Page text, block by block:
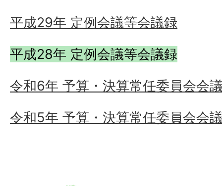
平成29年 定例会議等会議録
平成28年 定例会議等会議録
令和6年 予算・決算常任委員会会
令和5年 予算・決算常任委員会会